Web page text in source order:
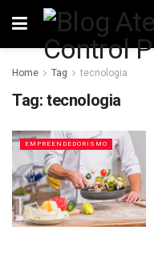
Home Tag tecnologia
Tag: tecnologia
EMPREENDEDORISMO